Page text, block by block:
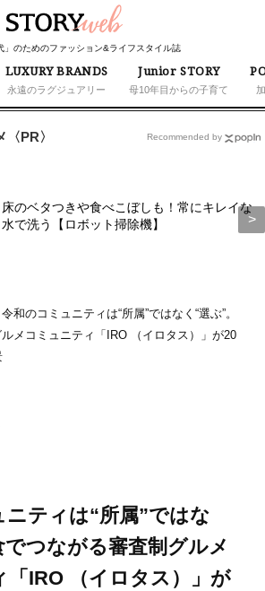
」のためのファッション&ライフスタイル誌
LUXURY BRANDS
永遠のラグジュアリー
Junior STORY
母10年目からの子育て
PR〉
床のベタつきや食べこぼしも！常にキレイな
水で洗う【ロボット掃除機】
Recommended by
令和のコミュニティは“所属”ではなく“選ぶ”。
メコミュニティ「IRO （イロタス）」が20
ティは“所属”ではな
でつながる審査制グルメ
「IRO （イロタス）」が